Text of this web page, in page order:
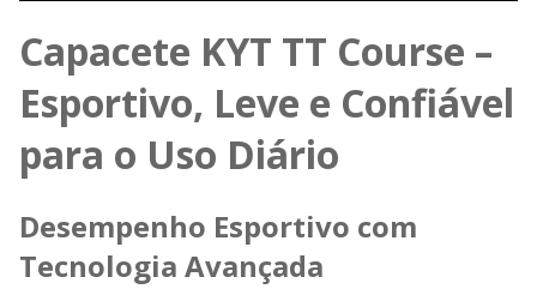
Capacete KYT TT Course –
Esportivo, Leve e Confiável
para o Uso Diário
Desempenho Esportivo com
Tecnologia Avançada